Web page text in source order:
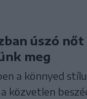
úszó nőt
meg
a könnyed
közvetlen